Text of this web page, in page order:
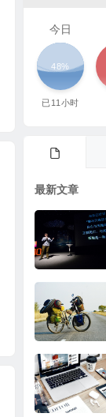
今日
48%
已11 小时
最新文章